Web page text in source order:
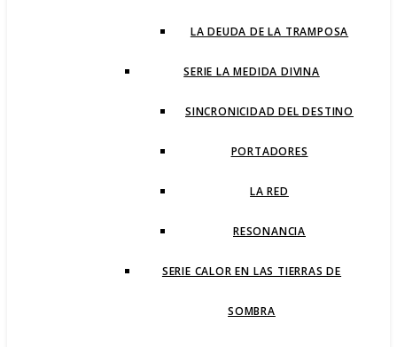
LA DEUDA DE LA TRAMPOSA
SERIE LA MEDIDA DIVINA
SINCRONICIDAD DEL DESTINO
PORTADORES
LA RED
RESONANCIA
SERIE CALOR EN LAS TIERRAS DE
SOMBRA